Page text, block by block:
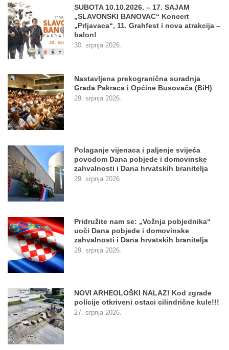
SUBOTA 10.10.2026. – 17. SAJAM
„SLAVONSKI BANOVAC“ Koncert
„Prljavaca“, 11. Grahfest i nova atrakcija –
balon!
30. srpnja 2026.
Nastavljena prekogranična suradnja
Grada Pakraca i Općine Busovača (BiH)
29. srpnja 2026.
Polaganje vijenaca i paljenje svijeća
povodom Dana pobjede i domovinske
zahvalnosti i Dana hrvatskih branitelja
29. srpnja 2026.
Pridružite nam se: „Vožnja pobjednika“
uoči Dana pobjede i domovinske
zahvalnosti i Dana hrvatskih branitelja
29. srpnja 2026.
NOVI ARHEOLOŠKI NALAZ! Kod zgrade
policije otkriveni ostaci cilindrične kule!!!
27. srpnja 2026.